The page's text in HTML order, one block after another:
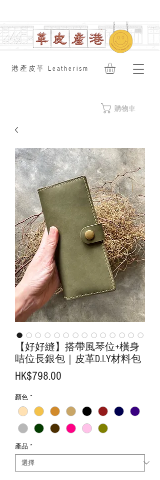
​港產皮革 Leatherism
購物車
【好好縫】搭帶風琴位+橫身
咭位長銀包｜皮革D.I.Y材料包
HK$798.00
顏色 *
產品 *